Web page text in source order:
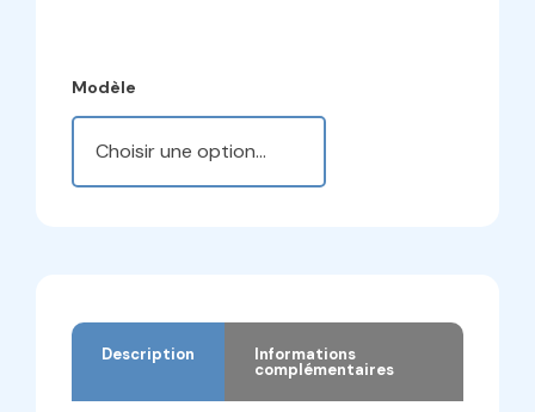
Modèle
Description Informations
complémentaires